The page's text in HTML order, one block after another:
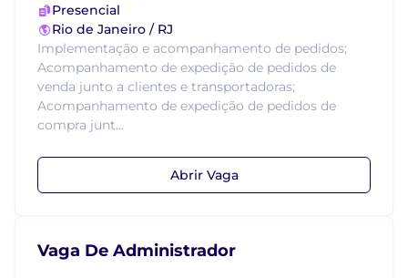
Presencial
Rio de Janeiro / RJ
Implementação e acompanhamento de pedidos;
Acompanhamento de expedição de pedidos de
venda junto a clientes e transportadoras;
Acompanhamento de expedição de pedidos de
compra junt...
Abrir Vaga
Vaga De Administrador